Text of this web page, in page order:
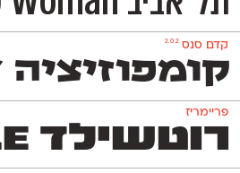
קדם סנס 2.0.2
קומפוזיציה Happy ירושלים Здравствуйте ויראלי Professional ויראלי 1,234.00 פוסטר правильно ירושלים
פריימריז
רוטשילד Available ויראלי Здравствуйте עברית Politics ויראלי 1,234.00 שלום правильно טרומפלדור